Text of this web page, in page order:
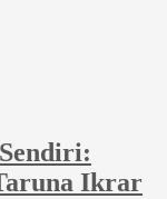
Ikrar